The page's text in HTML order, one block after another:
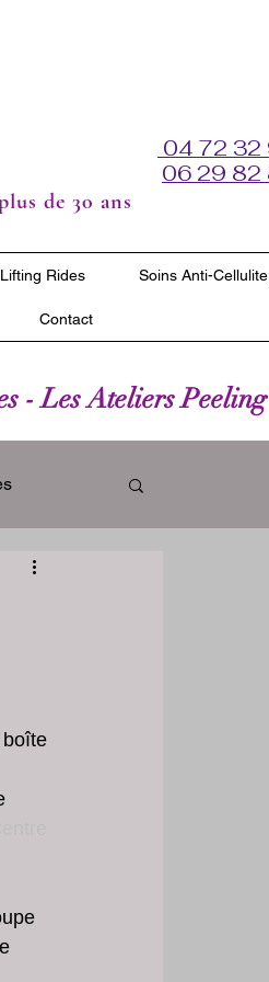
de 30 ans
06 29 82
04 72 32
Rides Soins Anti-
Contact
- Les Ateliers Peeling
boîte